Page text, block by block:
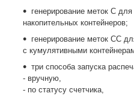
генерирование меток C
накопительных контейнеров;
генерирование меток CC
с кумулятивными
три способа запуска
- вручную,
- по статусу счетчика,